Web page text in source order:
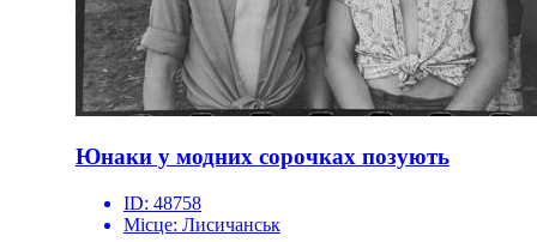
Юнаки у модних сорочках позують
ID: 48758
Місце: Лисичанськ